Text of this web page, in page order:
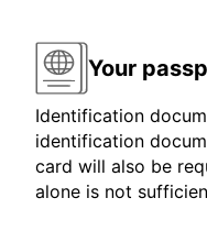
Your
Identification
identification
card will also be
alone is not